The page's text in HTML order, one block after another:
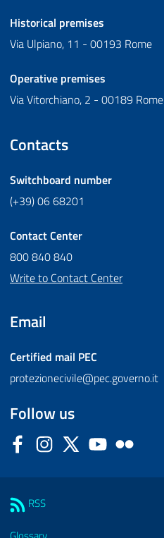
Historical premises
Via Ulpiano, 11 - 00193 Rome
Operative premises
Via Vitorchiano, 2 - 00189 Rome
Contacts
Switchboard number
(+39) 06 68201
Contact Center
800 840 840
Write to Contact Center
Email
Certified mail PEC
protezionecivile@pec.governo.it
Follow us
FacebookInstagram
Twitter YouTube
RSS